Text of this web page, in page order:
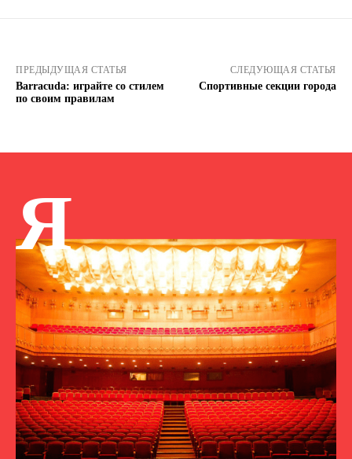
ПРЕДЫДУЩАЯ СТАТЬЯ
Barracuda: играйте со стилем
по своим правилам
СЛЕДУЮЩАЯ СТАТЬЯ
Спортивные секции города
Я